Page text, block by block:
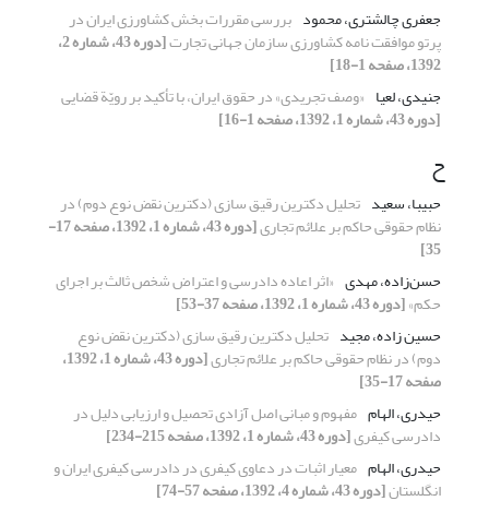
جعفری چالشتری، محمود بررسی مقررات بخش کشاورزی ایران در
پرتو موافقت نامه کشاورزی سازمان جهانی تجارت [دوره 43، شماره 2،
1392، صفحه 1-18]
جنیدی، لعیا «وصف تجریدی» در حقوق ایران، با تأکید بر رویّة قضایی
[دوره 43، شماره 1، 1392، صفحه 1-16]
ح
حبیبا، سعید تحلیل دکترین رقیق سازی (دکترین نقض نوع دوم) در
نظام حقوقی حاکم بر علائم تجاری [دوره 43، شماره 1، 1392، صفحه 17-
35]
حسن‌زاده، مهدی «اثر اعاده دادرسی و اعتراض شخص ثالث بر اجرای
حکم»[دوره 43، شماره 1، 1392، صفحه 37-53]
حسین زاده، مجید تحلیل دکترین رقیق سازی (دکترین نقض نوع
دوم) در نظام حقوقی حاکم بر علائم تجاری [دوره 43، شماره 1، 1392،
صفحه 17-35]
حیدری، الهام مفهوم و مبانی اصل آزادی تحصیل و ارزیابی دلیل در
دادرسی کیفری[دوره 43، شماره 1، 1392، صفحه 215-234]
حیدری، الهام معیار اثبات در دعاوی کیفری در دادرسی کیفری ایران و
انگلستان[دوره 43، شماره 4، 1392، صفحه 57-74]